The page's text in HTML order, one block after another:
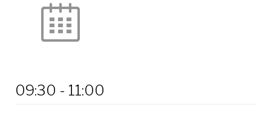
09:30 - 11:00